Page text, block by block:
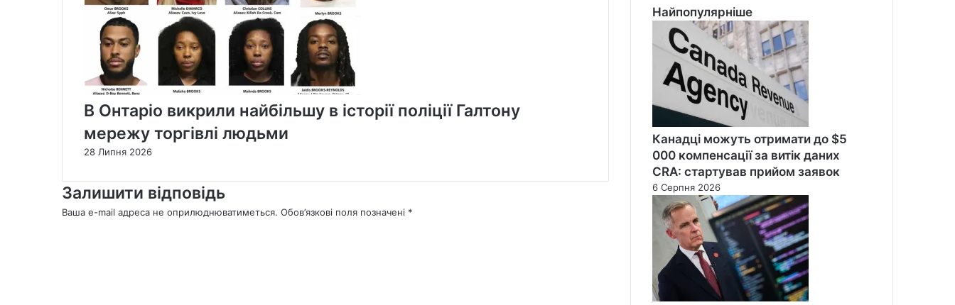
В Онтаріо викрили найбільшу в історії поліції Галтону
мережу торгівлі людьми
28 Липня 2026
Залишити відповідь
Ваша e-mail адреса не оприлюднюватиметься. Обов’язкові поля позначені *
Найпопулярніше
Канадці можуть отримати до $5
000 компенсації за витік даних
CRA: стартував прийом заявок
6 Серпня 2026